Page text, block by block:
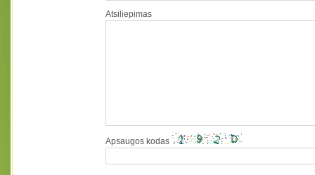
Atsiliepimas
Apsaugos kodas